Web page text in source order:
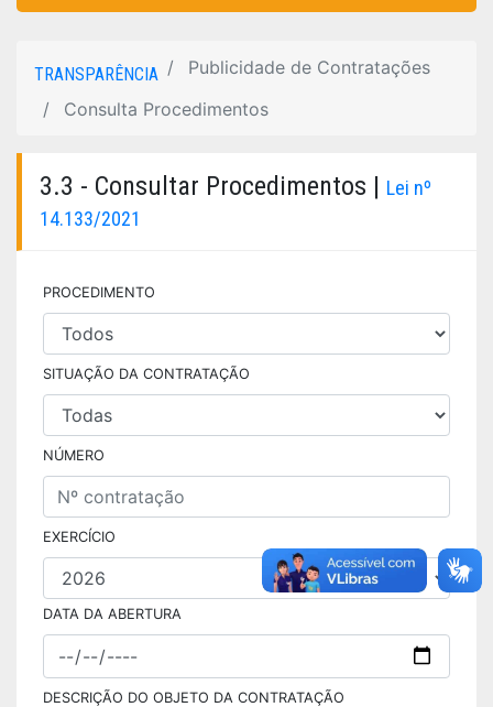
TRANSPARÊNCIA
Publicidade de Contratações
Consulta Procedimentos
3.3 - Consultar Procedimentos | Lei nº
14.133/2021
PROCEDIMENTO
SITUAÇÃO DA CONTRATAÇÃO
NÚMERO
EXERCÍCIO
DATA DA ABERTURA
DESCRIÇÃO DO OBJETO DA CONTRATAÇÃO